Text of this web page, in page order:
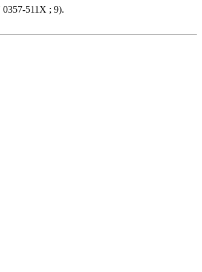
0357-511X ; 9).